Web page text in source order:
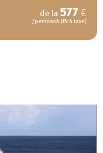
de la 577 €
/persoană (fără taxe)